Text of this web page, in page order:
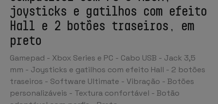
joysticks e gatilhos com efeito
Hall e 2 botões traseiros, em
preto
Gamepad - Xbox Series e PC - Cabo USB - Jack 3,5
mm - Joysticks e gatilhos com efeito Hall - 2 botões
traseiros - Software Ultimate - Vibração - Botões
personalizáveis - Textura confortável - Botão